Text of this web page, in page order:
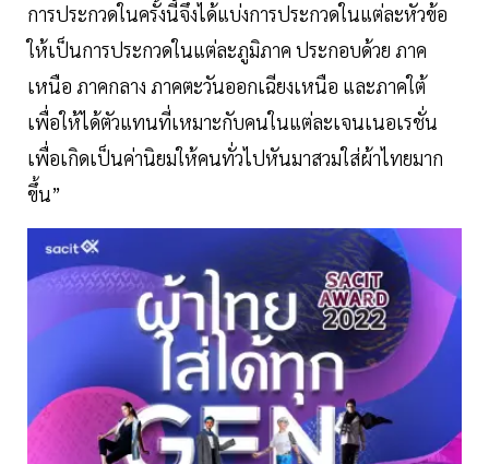
การประกวดในครั้งนี้จึงได้แบ่งการประกวดในแต่ละหัวข้อ
ให้เป็นการประกวดในแต่ละภูมิภาค ประกอบด้วย ภาค
เหนือ ภาคกลาง ภาคตะวันออกเฉียงเหนือ และภาคใต้
เพื่อให้ได้ตัวแทนที่เหมาะกับคนในแต่ละเจนเนอเรชั่น
เพื่อเกิดเป็นค่านิยมให้คนทั่วไปหันมาสวมใส่ผ้าไทยมาก
ขึ้น”